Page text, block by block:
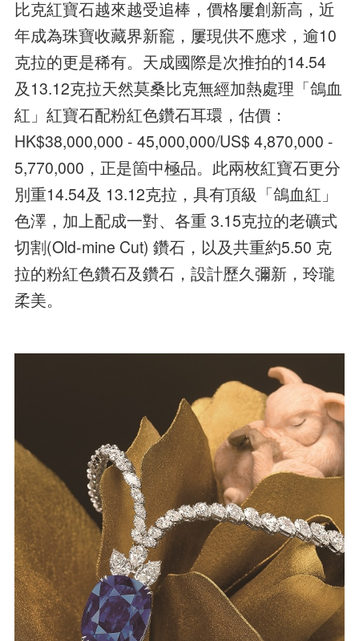
比克紅寶石越來越受追棒，價格屢創新高，近
年成為珠寶收藏界新竉，屢現供不應求，逾10
克拉的更是稀有。天成國際是次推拍的14.54
及13.12克拉天然莫桑比克無經加熱處理「鴿血
紅」紅寶石配粉紅色鑽石耳環，估價：
HK$38,000,000 - 45,000,000/US$ 4,870,000 -
5,770,000，正是箇中極品。此兩枚紅寶石更分
別重14.54及 13.12克拉，具有頂級「鴿血紅」
色澤，加上配成一對、各重 3.15克拉的老礦式
切割(Old-mine Cut) 鑽石，以及共重約5.50 克
拉的粉紅色鑽石及鑽石，設計歷久彌新，玲瓏
柔美。